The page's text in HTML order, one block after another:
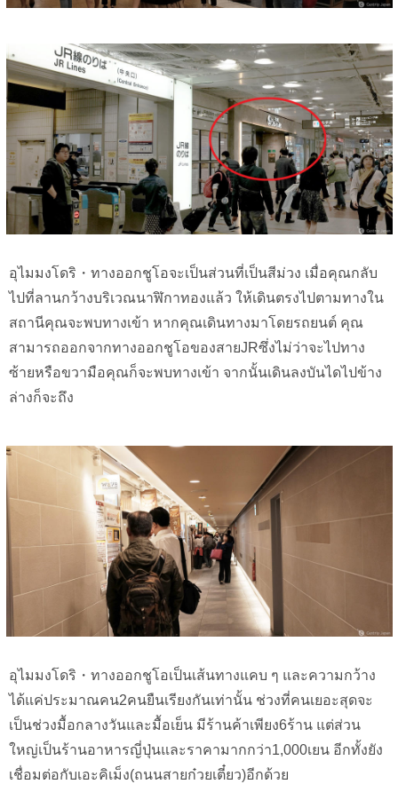
อุไมมงโดริ・ทางออกชูโอจะเป็นส่วนที่เป็นสีม่วง เมื่อคุณกลับ
ไปที่ลานกว้างบริเวณนาฬิกาทองแล้ว ให้เดินตรงไปตามทางใน
สถานีคุณจะพบทางเข้า หากคุณเดินทางมาโดยรถยนต์ คุณ
สามารถออกจากทางออกชูโอของสายJRซึ่งไม่ว่าจะไปทาง
ซ้ายหรือขวามือคุณก็จะพบทางเข้า จากนั้นเดินลงบันไดไปข้าง
ล่างก็จะถึง
อุไมมงโดริ・ทางออกชูโอเป็นเส้นทางแคบ ๆ และความกว้าง
ได้แค่ประมาณคน2คนยืนเรียงกันเท่านั้น ช่วงที่คนเยอะสุดจะ
เป็นช่วงมื้อกลางวันและมื้อเย็น มีร้านค้าเพียง6ร้าน แต่ส่วน
ใหญ่เป็นร้านอาหารญี่ปุ่นและราคามากกว่า1,000เยน อีกทั้งยัง
เชื่อมต่อกับเอะคิเม็ง(ถนนสายก๋วยเตี๋ยว)อีกด้วย